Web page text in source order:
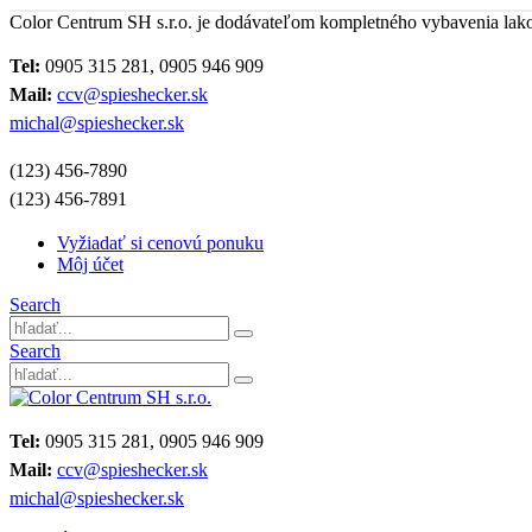
Color Centrum SH s.r.o. je dodávateľom kompletného vybavenia
Tel: 0905 315 281, 0905 946 909
Mail: ccv@spieshecker.sk
michal@spieshecker.sk
(123) 456-7890
(123) 456-7891
Vyžiadať si cenovú ponuku
Môj účet
Search
Search
Tel: 0905 315 281, 0905 946 909
Mail: ccv@spieshecker.sk
michal@spieshecker.sk